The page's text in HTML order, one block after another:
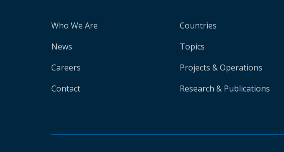
Who We Are
News
Careers
Contact
Countries
Topics
Projects & Operations
Research & Publications